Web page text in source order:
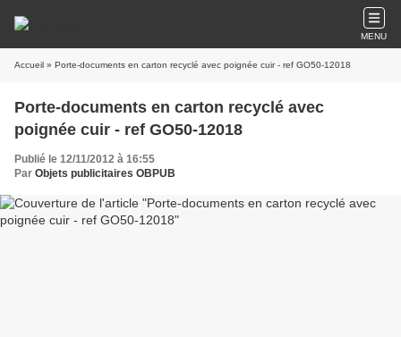
MENU
Accueil » Porte-documents en carton recyclé avec poignée cuir - ref GO50-12018
Porte-documents en carton recyclé avec
poignée cuir - ref GO50-12018
Publié le 12/11/2012 à 16:55
Par Objets publicitaires OBPUB